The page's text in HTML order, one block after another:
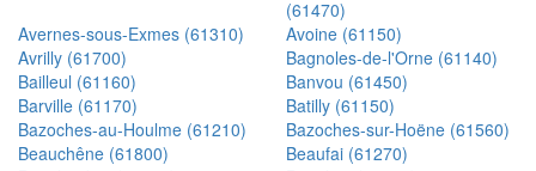
(61470)
Avernes-sous-Exmes (61310)
Avoine (61150)
Avrilly (61700)
Bagnoles-de-l'Orne (61140)
Bailleul (61160)
Banvou (61450)
Barville (61170)
Batilly (61150)
Bazoches-au-Houlme (61210)
Bazoches-sur-Hoëne (61560)
Beauchêne (61800)
Beaufai (61270)